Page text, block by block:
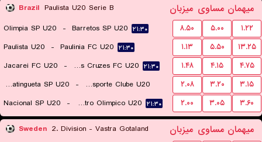
Brazil Paulista U20 Serie B میزبان مساوی میهمان
Olimpia SP U20 - Barretos SP U20 ۲۱:۳۰ ۸.۵۰ ۵.۰۰
۱.۲۲
Paulista U20 - Paulinia FC U20 ۲۱:۳۰ ۱.۱۳ ۵.۵۰
۱۳.۲۵
Jacarei FC U20 - Uniao Mogi das Cruzes FC U20 ۲۱:۳۰ ۱.۴۸ ۴.۱۵
۴.۷۵
Guaratingueta SP U20
- Sao Jose Esporte Clube U20
۲۱:۳۰
۲.۰۸ ۳.۲۰
۳.۱۵
Nacional SP U20 - Centro Olimpico U20 ۲۱:۳۰ ۲.۰۰ ۳.۰۵ ۳.۶۰
Sweden 2. Division - Vastra Gotaland میزبان مساوی میهمان